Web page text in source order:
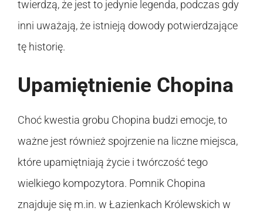
twierdzą, że jest to jedynie legenda, podczas gdy
inni uważają, że istnieją dowody potwierdzające
tę historię.
Upamiętnienie Chopina
Choć kwestia grobu Chopina budzi emocje, to
ważne jest również spojrzenie na liczne miejsca,
które upamiętniają życie i twórczość tego
wielkiego kompozytora. Pomnik Chopina
znajduje się m.in. w Łazienkach Królewskich w